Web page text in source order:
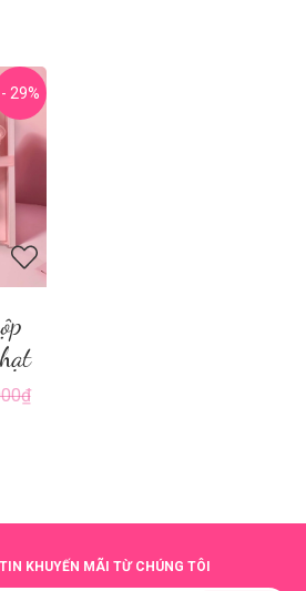
- 29%
KHUYẾN MÃI TỪ CHÚNG TÔI